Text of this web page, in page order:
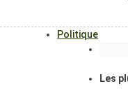
Politique
Les